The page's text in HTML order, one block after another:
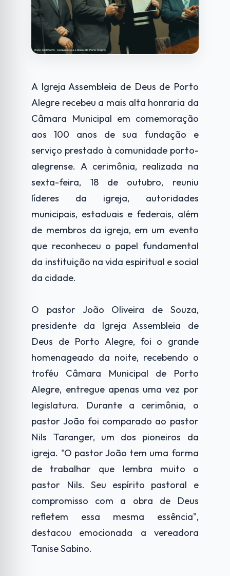
A Igreja Assembleia de Deus de Porto
Alegre recebeu a mais alta honraria da
Câmara Municipal em comemoração
aos 100 anos de sua fundação e
serviço prestado à comunidade porto-
alegrense. A cerimônia, realizada na
sexta-feira, 18 de outubro, reuniu
líderes da igreja, autoridades
municipais, estaduais e federais, além
de membros da igreja, em um evento
que reconheceu o papel fundamental
da instituição na vida espiritual e social
da cidade.
O pastor João Oliveira de Souza,
presidente da Igreja Assembleia de
Deus de Porto Alegre, foi o grande
homenageado da noite, recebendo o
troféu Câmara Municipal de Porto
Alegre, entregue apenas uma vez por
legislatura. Durante a cerimônia, o
pastor João foi comparado ao pastor
Nils Taranger, um dos pioneiros da
igreja. "O pastor João tem uma forma
de trabalhar que lembra muito o
pastor Nils. Seu espírito pastoral e
compromisso com a obra de Deus
refletem essa mesma essência",
destacou emocionada a vereadora
Tanise Sabino.